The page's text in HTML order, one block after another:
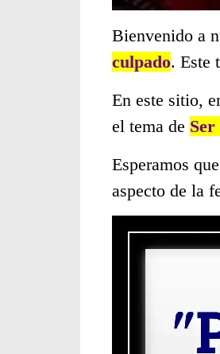
Bienvenido a
culpado. Este
En este sitio,
el tema de
Esperamos
aspecto de la